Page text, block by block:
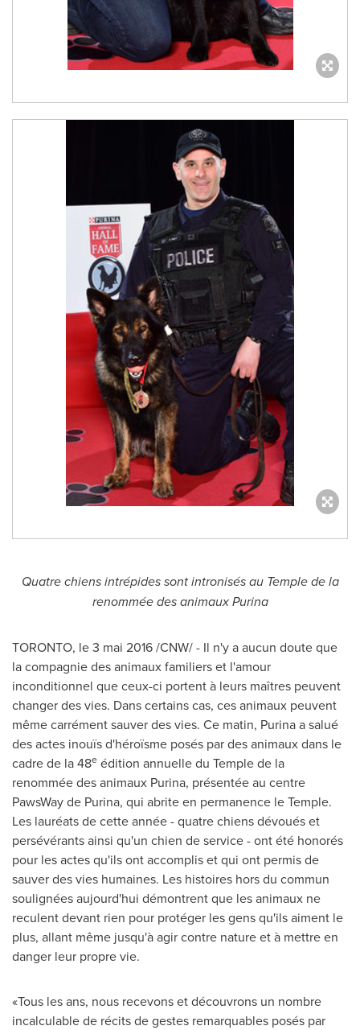
Quatre chiens intrépides sont intronisés au Temple de la
renommée des animaux Purina
TORONTO, le 3 mai 2016 /CNW/ - Il n'y a aucun doute que
la compagnie des animaux familiers et l'amour
inconditionnel que ceux-ci portent à leurs maîtres peuvent
changer des vies. Dans certains cas, ces animaux peuvent
même carrément sauver des vies. Ce matin, Purina a salué
des actes inouïs d'héroïsme posés par des animaux dans le
cadre de la 48e édition annuelle du Temple de la
renommée des animaux Purina, présentée au centre
PawsWay de Purina, qui abrite en permanence le Temple.
Les lauréats de cette année - quatre chiens dévoués et
persévérants ainsi qu'un chien de service - ont été honorés
pour les actes qu'ils ont accomplis et qui ont permis de
sauver des vies humaines. Les histoires hors du commun
soulignées aujourd'hui démontrent que les animaux ne
reculent devant rien pour protéger les gens qu'ils aiment le
plus, allant même jusqu'à agir contre nature et à mettre en
danger leur propre vie.
«Tous les ans, nous recevons et découvrons un nombre
incalculable de récits de gestes remarquables posés par